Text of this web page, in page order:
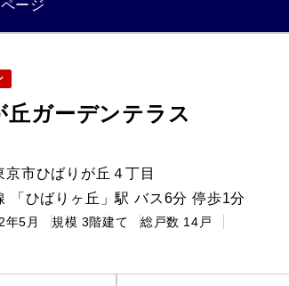
ージ
丘ガーデンテラス
京市ひばりが丘４丁目
「ひばりヶ丘」駅 バス6分 停歩1分
年5月 規模 3階建て 総戸数 14戸